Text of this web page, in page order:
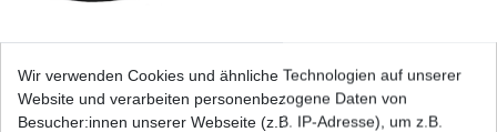
Ölfilter Hiflo HF204 HF 204 verschiedene
Variationen, Farbe: chrom
UVP 16,21 € 13,23 € *
Wir verwenden Cookies und ähnliche Technologien auf unserer
Website und verarbeiten personenbezogene Daten von
Besucher:innen unserer Webseite (z.B. IP-Adresse), um z.B.